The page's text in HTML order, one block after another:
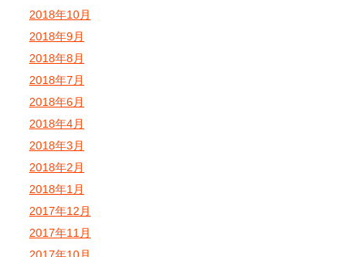
2018年10月
2018年9月
2018年8月
2018年7月
2018年6月
2018年4月
2018年3月
2018年2月
2018年1月
2017年12月
2017年11月